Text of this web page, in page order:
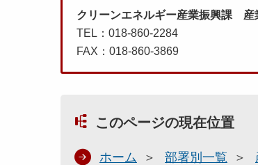
クリーンエネルギー産業振興課 産
TEL：018-860-2284
FAX：018-860-3869
このページの現在位置
ホーム 部署別一覧